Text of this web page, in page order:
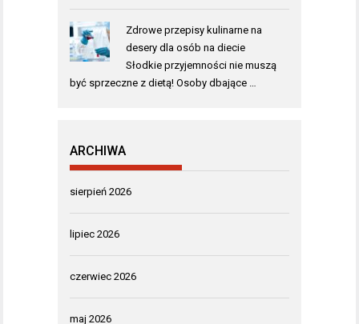
Zdrowe przepisy kulinarne na
desery dla osób na diecie
Słodkie przyjemności nie muszą
być sprzeczne z dietą! Osoby dbające …
ARCHIWA
sierpień 2026
lipiec 2026
czerwiec 2026
maj 2026